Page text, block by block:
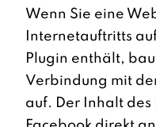
Wenn Sie eine
Internetauftritts
Plugin enthält,
Verbindung mit
auf. Der Inhalt des